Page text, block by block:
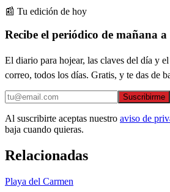
📰 Tu edición de hoy
Recibe el periódico de mañana
El diario para hojear, las claves del día y
correo, todos los días. Gratis, y te das de
Suscribirme
Al suscribirte aceptas nuestro aviso de
baja cuando quieras.
Relacionadas
Playa del Carmen